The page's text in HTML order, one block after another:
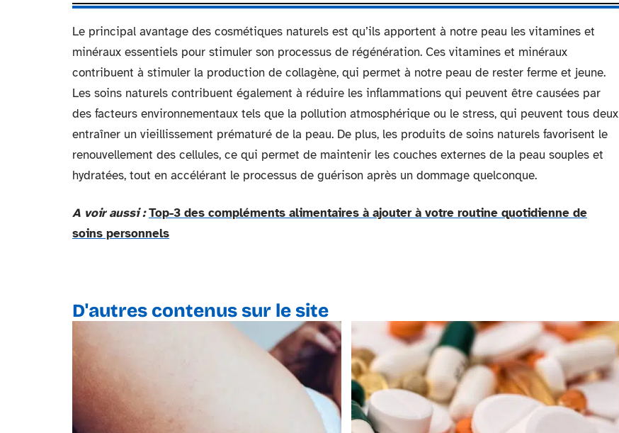
Le principal avantage des cosmétiques naturels est qu’ils apportent à notre peau les vitamines et
minéraux essentiels pour stimuler son processus de régénération. Ces vitamines et minéraux
contribuent à stimuler la production de collagène, qui permet à notre peau de rester ferme et jeune.
Les soins naturels contribuent également à réduire les inflammations qui peuvent être causées par
des facteurs environnementaux tels que la pollution atmosphérique ou le stress, qui peuvent tous deux
entraîner un vieillissement prématuré de la peau. De plus, les produits de soins naturels favorisent le
renouvellement des cellules, ce qui permet de maintenir les couches externes de la peau souples et
hydratées, tout en accélérant le processus de guérison après un dommage quelconque.
A voir aussi : Top-3 des compléments alimentaires à ajouter à votre routine quotidienne de
soins personnels
D'autres contenus sur le site